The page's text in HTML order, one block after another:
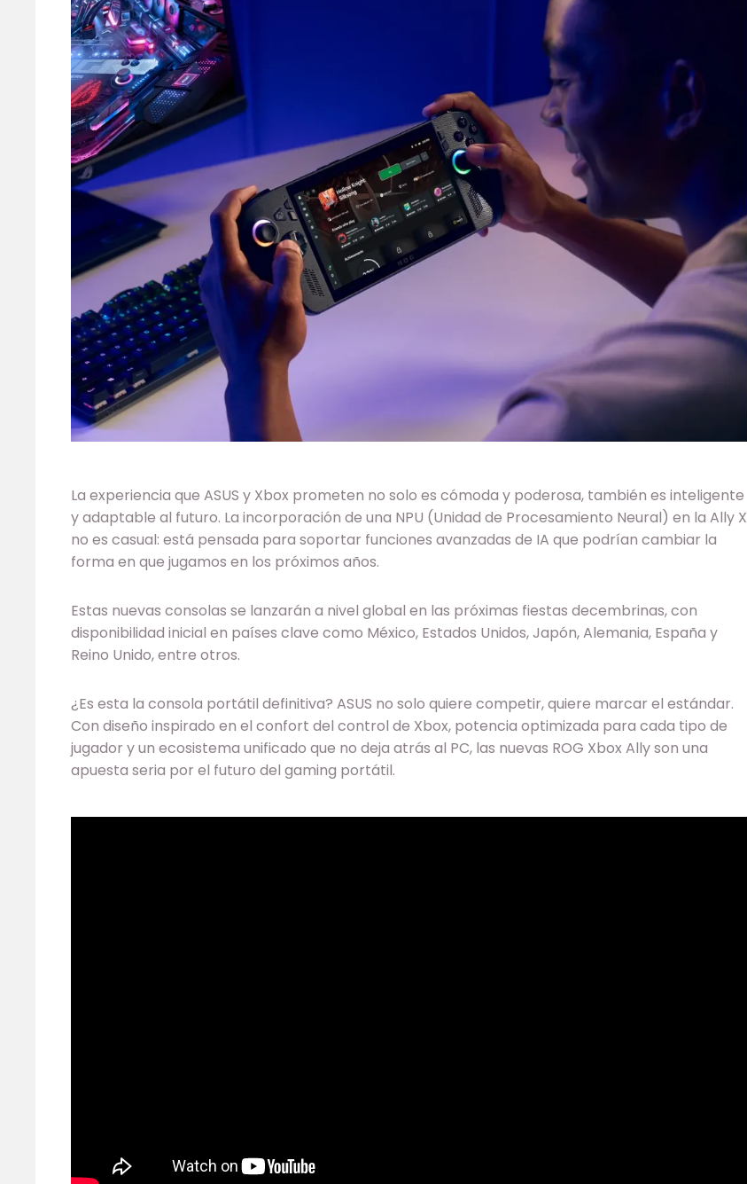
La experiencia que ASUS y Xbox prometen no solo es cómoda y poderosa, también es inteligente
y adaptable al futuro. La incorporación de una NPU (Unidad de Procesamiento Neural) en la Ally X
no es casual: está pensada para soportar funciones avanzadas de IA que podrían cambiar la
forma en que jugamos en los próximos años.
Estas nuevas consolas se lanzarán a nivel global en las próximas fiestas decembrinas, con
disponibilidad inicial en países clave como México, Estados Unidos, Japón, Alemania, España y
Reino Unido, entre otros.
¿Es esta la consola portátil definitiva? ASUS no solo quiere competir, quiere marcar el estándar.
Con diseño inspirado en el confort del control de Xbox, potencia optimizada para cada tipo de
jugador y un ecosistema unificado que no deja atrás al PC, las nuevas ROG Xbox Ally son una
apuesta seria por el futuro del gaming portátil.